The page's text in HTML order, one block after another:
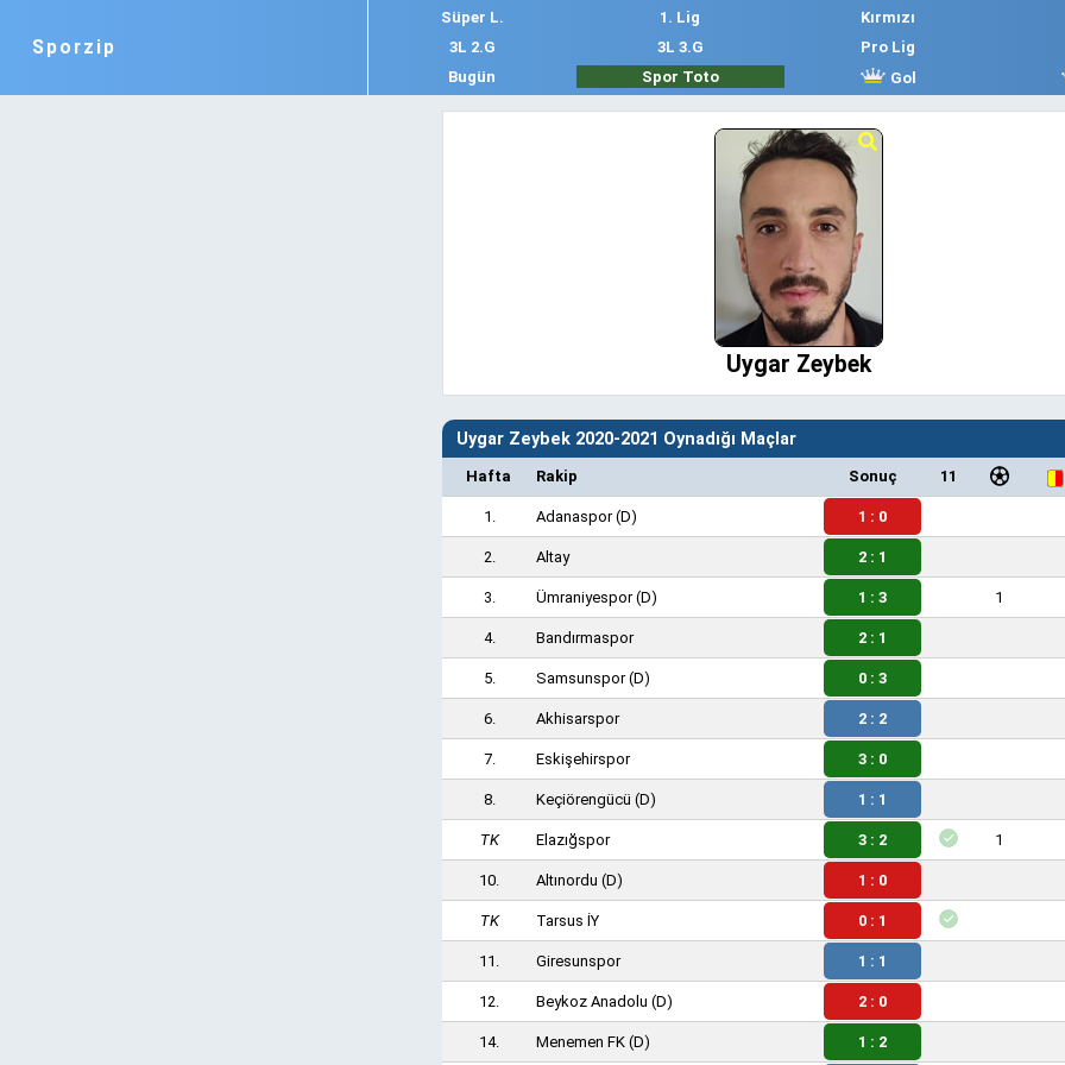
Sporzip
Süper L. 1. Lig Kırmızı
3L 2.G
3L 3.G Pro Lig
Bugün
Spor Toto Gol
Uygar Zeybek
Uygar Zeybek 2020-2021 Oynadığı Maçlar
Hafta Rakip Sonuç 11
1. Adanaspor(D) 1 : 0
2. Altay 2 : 1
3. Ümraniyespor(D) 1 : 3 1
4. Bandırmaspor 2 : 1
5. Samsunspor(D) 0 : 3
6. Akhisarspor 2 : 2
7. Eskişehirspor 3 : 0
8. Keçiörengücü (D) 1 : 1
TK Elazığspor 3 : 2 1
10. Altınordu (D) 1 : 0
TK Tarsus İY 0 : 1
11. Giresunspor 1 : 1
12. Beykoz Anadolu (D) 2 : 0
14. Menemen FK (D) 1 : 2